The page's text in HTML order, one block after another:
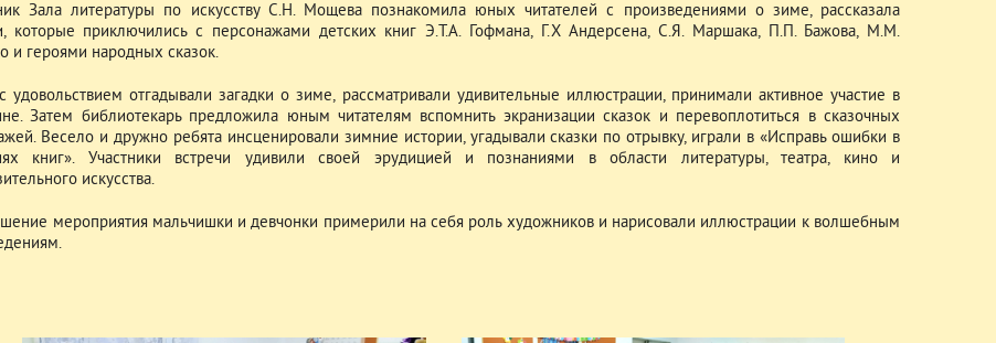
Зала литературы по искусству С.Н. Мощева познакомила юных читателей с произведениями о зиме, рассказала
которые приключились с персонажами детских книг Э.Т.А. Гофмана, Г.Х Андерсена, С.Я. Маршака, П.П. Бажова, М.М.
и героями народных сказок.
удовольствием отгадывали загадки о зиме, рассматривали удивительные иллюстрации, принимали активное участие в
Затем библиотекарь предложила юным читателям вспомнить экранизации сказок и перевоплотиться в сказочных
Весело и дружно ребята инсценировали зимние истории, угадывали сказки по отрывку, играли в «Исправь ошибки в
книг». Участники встречи удивили своей эрудицией и познаниями в области литературы, театра, кино и
искусства.
мероприятия мальчишки и девчонки примерили на себя роль художников и нарисовали иллюстрации к волшебным